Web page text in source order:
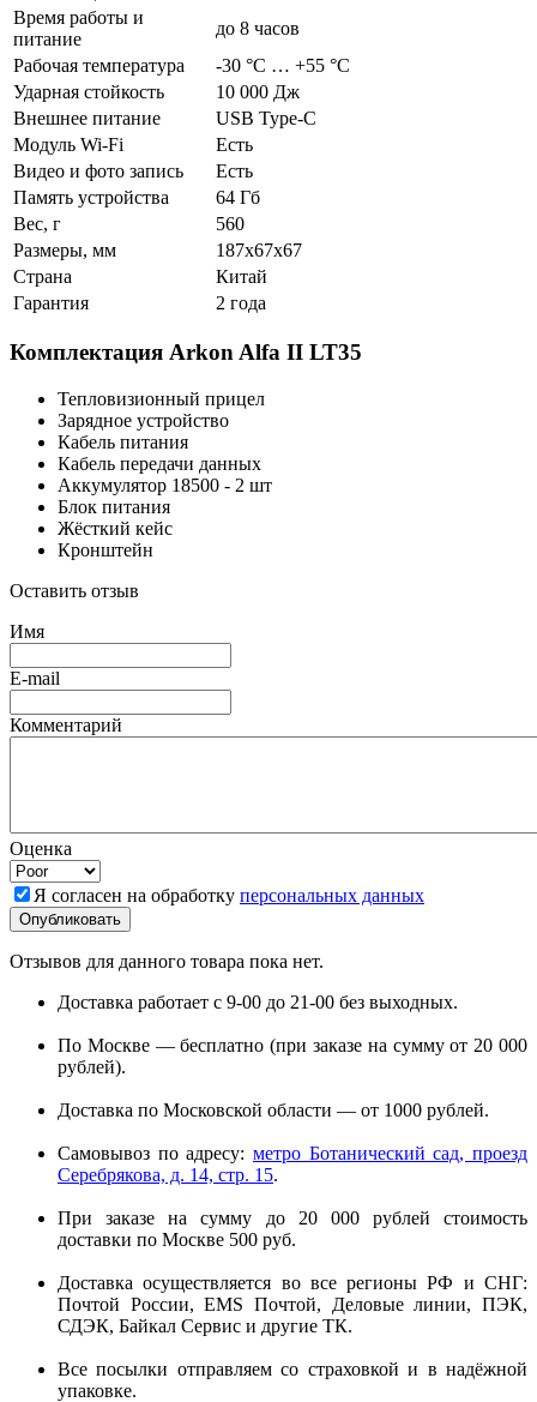
Время работы и
питание
до 8 часов
Рабочая температура
-30 °C … +55 °C
Ударная стойкость
10 000 Дж
Внешнее питание
USB Type-C
Модуль Wi-Fi
Есть
Видео и фото запись
Есть
Память устройства
64 Гб
Вес, г
560
Размеры, мм
187x67x67
Страна
Китай
Гарантия
2 года
Комплектация Arkon Alfa II LT35
Тепловизионный прицел
Зарядное устройство
Кабель питания
Кабель передачи данных
Аккумулятор 18500 - 2 шт
Блок питания
Жёсткий кейс
Кронштейн
Оставить отзыв
Имя
E-mail
Комментарий
Оценка
Я согласен на обработку персональных данных
Отзывов для данного товара пока нет.
Доставка работает с 9-00 до 21-00 без выходных.
По Москве — бесплатно (при заказе на сумму от 20 000
рублей).
Доставка по Московской области — от 1000 рублей.
Самовывоз по адресу: метро Ботанический сад, проезд
Серебрякова, д. 14, стр. 15.
При заказе на сумму до 20 000 рублей стоимость
доставки по Москве 500 руб.
Доставка осуществляется во все регионы РФ и СНГ:
Почтой России, EMS Почтой, Деловые линии, ПЭК,
СДЭК, Байкал Сервис и другие ТК.
Все посылки отправляем со страховкой и в надёжной
упаковке.